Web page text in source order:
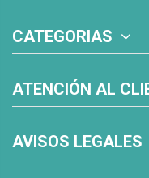
CATEGORIAS
ATENCIÓN AL
AVISOS LEGALES